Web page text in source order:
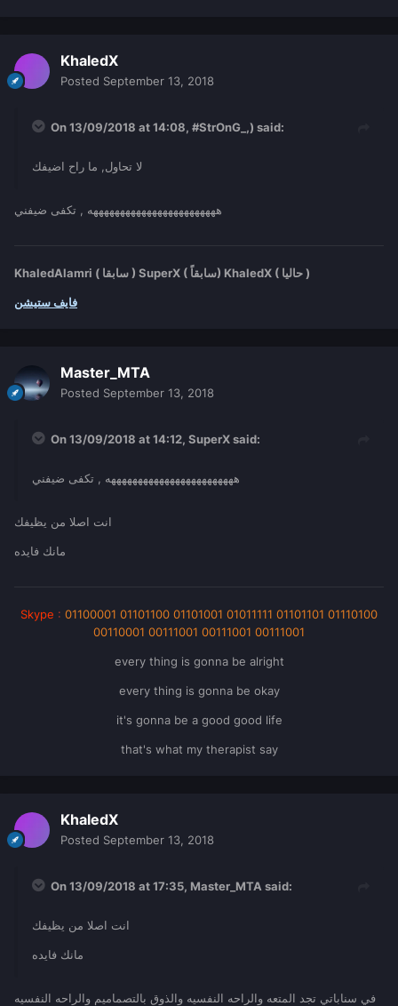
KhaledX
Posted September 13, 2018
On 13/09/2018 at 14:08, #StrOnG_,) said:
لا تحاول, ما راح اضيفك
ههههههههههههههههههههههههه , تكفى ضيفني
KhaledAlamri ( سابقا ) SuperX ( سابقاً) KhaledX ( حاليا )
فايف ستيشن
Master_MTA
Posted September 13, 2018
On 13/09/2018 at 14:12, SuperXsaid:
ههههههههههههههههههههههههه , تكفى ضيفني
انت اصلا من يظيفك
مانك فايده
Skype : 01100001 01101100 01101001 01011111 01101101 01110100
00110001 00111001 00111001 00111001
every thing is gonna be alright
every thing is gonna be okay
it's gonna be a good good life
that's what my therapist say
KhaledX
Posted September 13, 2018
On 13/09/2018 at 17:35, Master_MTA said:
انت اصلا من يظيفك
مانك فايده
في سناباتي تجد المتعه والراحه النفسيه والذوق بالتصماميم والراحه النفسيه